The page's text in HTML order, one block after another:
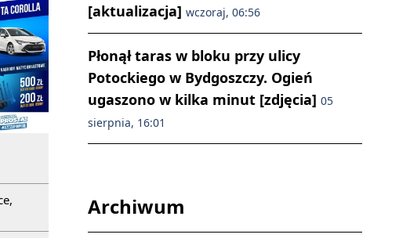
[aktualizacja] wczoraj, 06:56
Płonął taras w bloku przy ulicy
Potockiego w Bydgoszczy. Ogień
ugaszono w kilka minut [zdjęcia] 05
sierpnia, 16:01
Archiwum